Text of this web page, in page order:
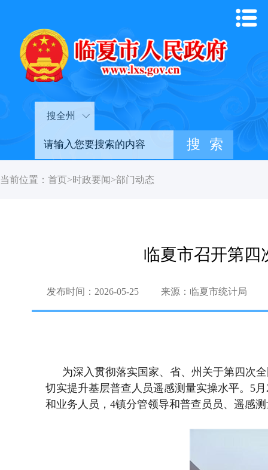
搜全州
当前位置： 首页>时政要闻 >部门动态
临夏市召开第四
发布时间：2026-05-25 来源：临夏市统计局
为深入贯彻落实国家、省、州关于第四次
切实提升基层普查人员遥感测量实操水平。5
和业务人员，4镇分管领导和普查员员、遥感